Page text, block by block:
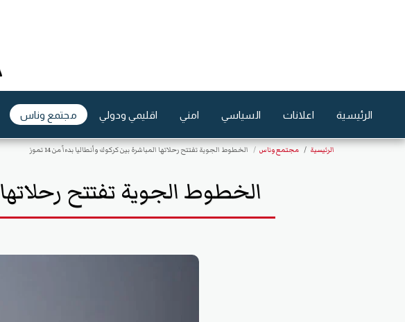
الرئيسية اعلانات السياسي امني اقليمي ودولي مجتمع وناس
الرئيسية مجتمع وناس الخطوط الجوية تفتتح رحلاتها المباشرة بين كركوك وأنطاليا بدءاً من 14 تموز
الخطوط الجوية تفتتح رحلاتها